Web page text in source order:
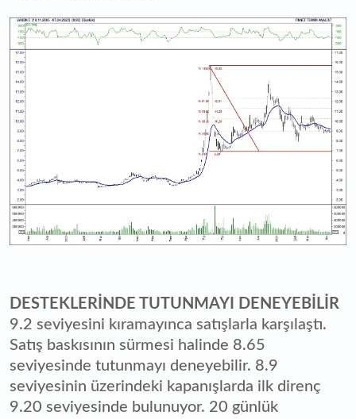
DESTEKLERİNDE TUTUNMAYI DENEYEBİLİR
9.2 seviyesini kıramayınca satışlarla karşılaştı.
Satış baskısının sürmesi halinde 8.65
seviyesinde tutunmayı deneyebilir. 8.9
seviyesinin üzerindeki kapanışlarda ilk direnç
9.20 seviyesinde bulunuyor. 20 günlük